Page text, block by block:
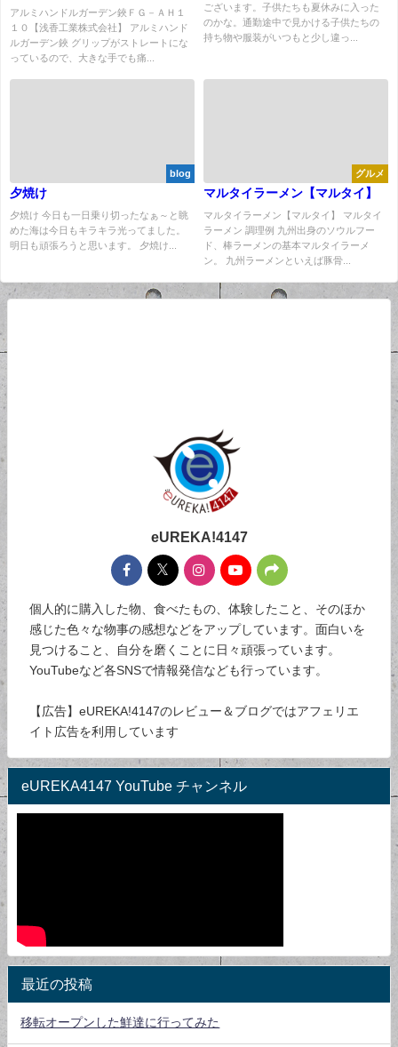
社】
アルミハンドルガーデン鋏ＦＧ－ＡＨ１
１０【浅香工業株式会社】 アルミハンド
ルガーデン鋏 グリップがストレートにな
っているので、大きな手でも痛...
ございます。子供たちも夏休みに入った
のかな。通勤途中で見かける子供たちの
持ち物や服装がいつもと少し違っ...
blog
夕焼け
夕焼け 今日も一日乗り切ったなぁ～と眺
めた海は今日もキラキラ光ってました。
明日も頑張ろうと思います。 夕焼け...
グルメ
マルタイラーメン【マルタイ】
マルタイラーメン【マルタイ】 マルタイ
ラーメン 調理例 九州出身のソウルフー
ド、棒ラーメンの基本マルタイラーメ
ン。 九州ラーメンといえば豚骨...
eUREKA!4147
個人的に購入した物、食べたもの、体験したこと、そのほか
感じた色々な物事の感想などをアップしています。面白いを
見つけること、自分を磨くことに日々頑張っています。
YouTubeなど各SNSで情報発信なども行っています。
【広告】eUREKA!4147のレビュー＆ブログではアフェリエ
イト広告を利用しています
eUREKA4147 YouTube チャンネル
最近の投稿
移転オープンした鮮達に行ってみた